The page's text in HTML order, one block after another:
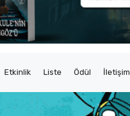
Etkinlik Liste Ödül İletişim